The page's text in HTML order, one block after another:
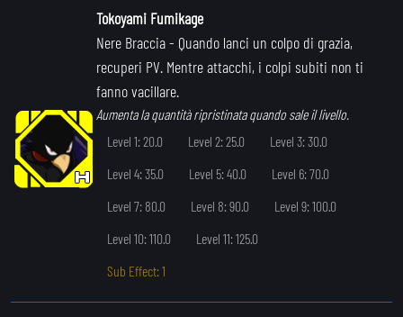
Tokoyami Fumikage
Nere Braccia- Quando lanci un colpo di grazia,
recuperi PV. Mentre attacchi, i colpi subiti non ti
fanno vacillare.
Aumenta la quantità ripristinata quando sale il livello.
Level 1: 20.0
Level 2: 25.0
Level 3: 30.0
Level 4: 35.0
Level 5: 40.0
Level 6: 70.0
Level 7: 80.0
Level 8: 90.0
Level 9: 100.0
Level 10: 110.0
Level 11: 125.0
Sub Effect: 1